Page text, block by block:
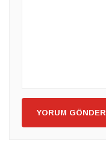
YORUM GÖNDER